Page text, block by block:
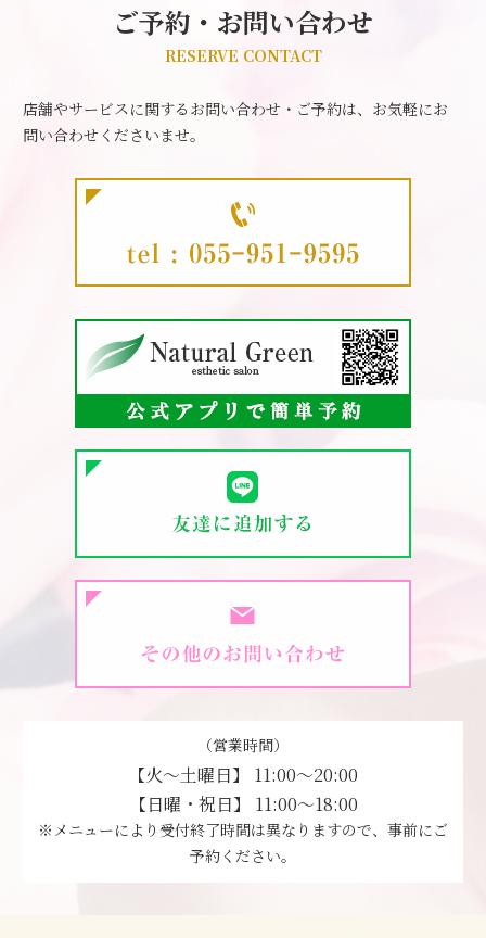
ご予約・お問い合わせ
RESERVE CONTACT
店舗やサービスに関するお問い合わせ・ご予約は、お気軽にお
問い合わせくださいませ。
（営業時間）
【火～土曜日】 11:00～20:00
【日曜・祝日】 11:00～18:00
※メニューにより受付終了時間は異なりますので、事前にご
予約ください。